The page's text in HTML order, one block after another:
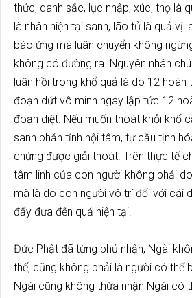
thức, danh sắc, lục nhập, xúc, thọ là
là nhân hiện tại sanh, lão tử là quả vị
báo ứng mà luân chuyển không
không có đường ra. Nguyên nhân
luân hồi trong khổ quả là do 12 hoàn
đoạn dứt vô minh ngay lập tức 12
đoạn diệt. Nếu muốn thoát khỏi khổ
sanh phản tỉnh nội tâm, tự cầu tịnh
chứng được giải thoát. Trên thực tế
tâm linh của con người không phải
mà là do con người vô trí đối với cái
đẩy đưa đến quả hiện tại.
Đức Phật đã từng phủ nhận, Ngài
thế, cũng không phải là người có thể
Ngài cũng không thừa nhận Ngài có